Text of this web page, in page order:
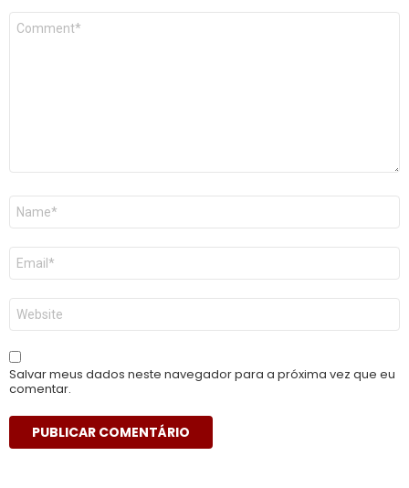
Comentário
Nome
E-
mail
*
Site
Salvar meus dados neste navegador para a próxima vez que eu
comentar.